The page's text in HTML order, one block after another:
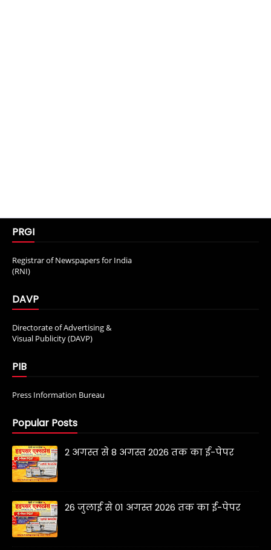
PRGI
Registrar of Newspapers for India
(RNI)
DAVP
Directorate of Advertising &
Visual Publicity (DAVP)
PIB
Press Information Bureau
Popular Posts
2 अगस्त से 8 अगस्त 2026 तक का ई-पेपर
26 जुलाई से 01 अगस्त 2026 तक का ई-पेपर